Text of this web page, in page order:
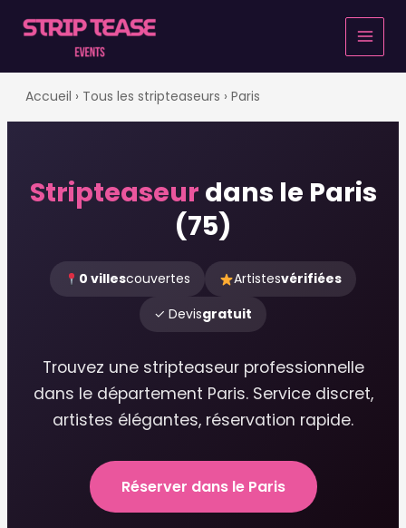
Accueil › Tous les stripteaseurs › Paris
Stripteaseur dans le Paris
(75)
0 villescouvertes Artistesvérifiées
✓ Devisgratuit
Trouvez une stripteaseur professionnelle
dans le département Paris. Service discret,
artistes élégantes, réservation rapide.
Réserver dans le Paris